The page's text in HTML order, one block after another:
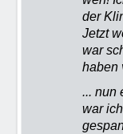
der
Jetzt
war
haben
... nun
war